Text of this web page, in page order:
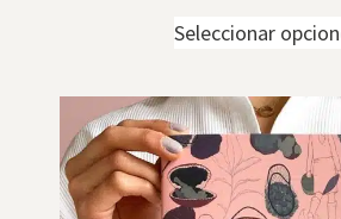
Seleccionar